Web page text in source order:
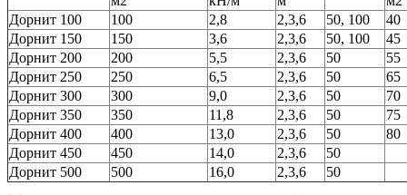
Дорнит 100
100 2,8 2,3,6 50, 100
40
Дорнит 150
150 3,6 2,3,6 50, 100
45
Дорнит 200
200 5,5 2,3,6 50
55
Дорнит 250
250 6,5 2,3,6 50
65
Дорнит 300
300 9,0 2,3,6 50
70
Дорнит 350
350 11,8 2,3,6 50
75
Дорнит 400
400 13,0 2,3,6 50
80
Дорнит 450
450 14,0 2,3,6
50
Дорнит 500
500 16,0 2,3,6 50